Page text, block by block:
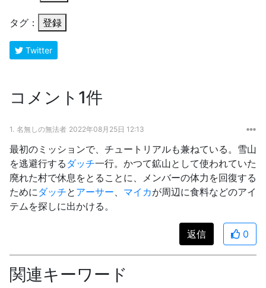
タグ： 登録
Twitter
コメント1件
1. 名無しの無法者 2022年08月25日 12:13
最初のミッションで、チュートリアルも兼ねている。雪山
を逃避行する ダッチ一行。かつて鉱山として使われていた
廃れた村で休息をとることに、メンバーの体力を回復する
ために ダッチと アーサー マイカが周辺に食料などのアイ
テムを探しに出かける。
返信 0
関連キーワード